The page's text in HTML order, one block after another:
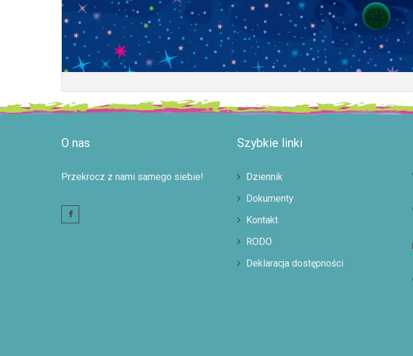
O nas
Przekrocz z nami samego siebie!
Szybkie linki
Dziennik
Dokumenty
Kontakt
RODO
Deklaracja dostępności